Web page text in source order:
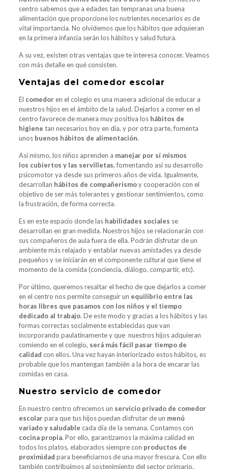
centro sabemos que a edades tan tempranas una buena
alimentación que proporcione los nutrientes necesarios es de
vital importancia. No olvidemos que los hábitos que adquieran
en la primera infancia serán los hábitos y salud futura.
A su vez, existen otras ventajas que te interesa conocer. Veamos
con más detalle en qué consisten.
Ventajas del comedor escolar
El comedoren el colegio es una manera adicional de educar a
nuestros hijos en el ámbito de la salud. Dejarlos a comer en el
centro favorece de manera muy positiva los hábitos de
higiene tan necesarios hoy en día, y por otra parte, fomenta
unosbuenos hábitos de alimentación.
Así mismo, los niños aprenden a manejar por sí mismos
los cubiertos y las servilletas, fomentando así su desarrollo
psicomotor ya desde sus primeros años de vida. Igualmente,
desarrollan hábitos de compañerismoy cooperación con el
objetivo de ser más tolerantes y gestionar sentimientos, como
la frustración, de forma correcta.
Es en este espacio donde las habilidades sociales se
desarrollan en gran medida. Nuestros hijos se relacionarán con
sus compañeros de aula fuera de ella. Podrán disfrutar de un
ambiente más relajado y entablar nuevas amistades ya desde
pequeños y se iniciarán en el componente cultural que tiene el
momento de la comida (conciencia, diálogo, compartir, etc).
Por último, queremos resaltar el hecho de que dejarlos a comer
en el centro nos permite conseguir un equilibrio entre las
horas libres que pasamos con los niños y el tiempo
dedicado al trabajo. De este modo y gracias a los hábitos y las
formas correctas socialmente establecidas que van
incorporando paulatinamente y que nuestros hijos adquieran
comiendo en el colegio, será más fácil pasar tiempo de
calidad con ellos. Una vez hayan interiorizado estos hábitos, es
probable que los mantengan también a la hora de encarar las
comidas en casa.
Nuestro servicio de comedor
En nuestro centro ofrecemos un servicio privado de comedor
escolarpara que tus hijos puedan disfrutar de un menú
variado y saludable cada día de la semana. Contamos con
cocina propia. Por ello, garantizamos la máxima calidad en
todos los platos, elaborados siempre con productos de
proximidad para beneficiarnos de una mayor frescura. Con ello
también contribuimos al sostenimiento del sector primario.